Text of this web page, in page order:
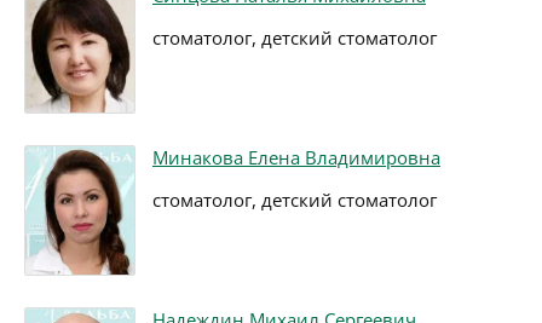
стоматолог, детский стоматолог
Минакова Елена Владимировна
стоматолог, детский стоматолог